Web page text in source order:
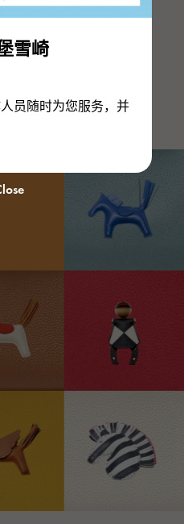
雪崎
员随时为您服务，并
包列表